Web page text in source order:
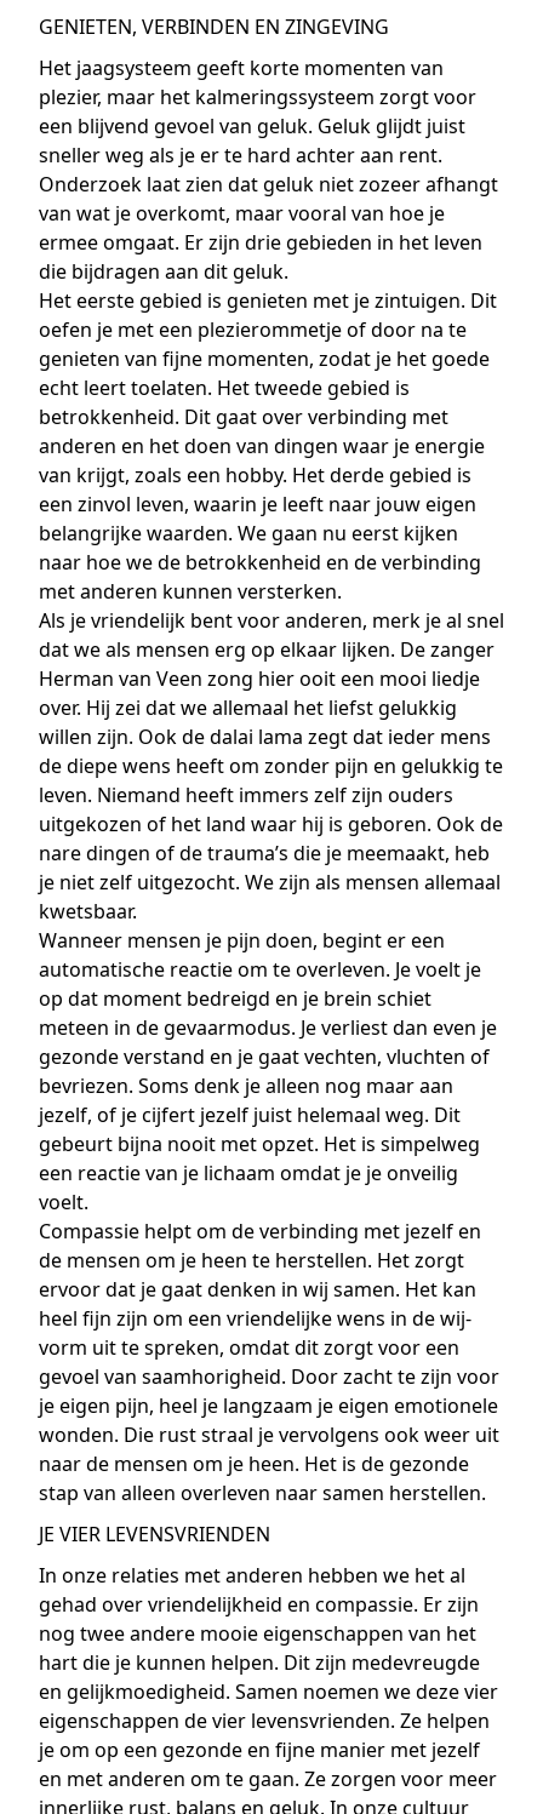
GENIETEN, VERBINDEN EN ZINGEVING
Het jaagsysteem geeft korte momenten van
plezier, maar het kalmeringssysteem zorgt voor
een blijvend gevoel van geluk. Geluk glijdt juist
sneller weg als je er te hard achter aan rent.
Onderzoek laat zien dat geluk niet zozeer afhangt
van wat je overkomt, maar vooral van hoe je
ermee omgaat. Er zijn drie gebieden in het leven
die bijdragen aan dit geluk.
Het eerste gebied is genieten met je zintuigen. Dit
oefen je met een plezierommetje of door na te
genieten van fijne momenten, zodat je het goede
echt leert toelaten. Het tweede gebied is
betrokkenheid. Dit gaat over verbinding met
anderen en het doen van dingen waar je energie
van krijgt, zoals een hobby. Het derde gebied is
een zinvol leven, waarin je leeft naar jouw eigen
belangrijke waarden. We gaan nu eerst kijken
naar hoe we de betrokkenheid en de verbinding
met anderen kunnen versterken.
Als je vriendelijk bent voor anderen, merk je al snel
dat we als mensen erg op elkaar lijken. De zanger
Herman van Veen zong hier ooit een mooi liedje
over. Hij zei dat we allemaal het liefst gelukkig
willen zijn. Ook de dalai lama zegt dat ieder mens
de diepe wens heeft om zonder pijn en gelukkig te
leven. Niemand heeft immers zelf zijn ouders
uitgekozen of het land waar hij is geboren. Ook de
nare dingen of de trauma’s die je meemaakt, heb
je niet zelf uitgezocht. We zijn als mensen allemaal
kwetsbaar.
Wanneer mensen je pijn doen, begint er een
automatische reactie om te overleven. Je voelt je
op dat moment bedreigd en je brein schiet
meteen in de gevaarmodus. Je verliest dan even je
gezonde verstand en je gaat vechten, vluchten of
bevriezen. Soms denk je alleen nog maar aan
jezelf, of je cijfert jezelf juist helemaal weg. Dit
gebeurt bijna nooit met opzet. Het is simpelweg
een reactie van je lichaam omdat je je onveilig
voelt.
Compassie helpt om de verbinding met jezelf en
de mensen om je heen te herstellen. Het zorgt
ervoor dat je gaat denken in wij samen. Het kan
heel fijn zijn om een vriendelijke wens in de wij-
vorm uit te spreken, omdat dit zorgt voor een
gevoel van saamhorigheid. Door zacht te zijn voor
je eigen pijn, heel je langzaam je eigen emotionele
wonden. Die rust straal je vervolgens ook weer uit
naar de mensen om je heen. Het is de gezonde
stap van alleen overleven naar samen herstellen.
JE VIER LEVENSVRIENDEN
In onze relaties met anderen hebben we het al
gehad over vriendelijkheid en compassie. Er zijn
nog twee andere mooie eigenschappen van het
hart die je kunnen helpen. Dit zijn medevreugde
en gelijkmoedigheid. Samen noemen we deze vier
eigenschappen de vier levensvrienden. Ze helpen
je om op een gezonde en fijne manier met jezelf
en met anderen om te gaan. Ze zorgen voor meer
innerlijke rust, balans en geluk. In onze cultuur